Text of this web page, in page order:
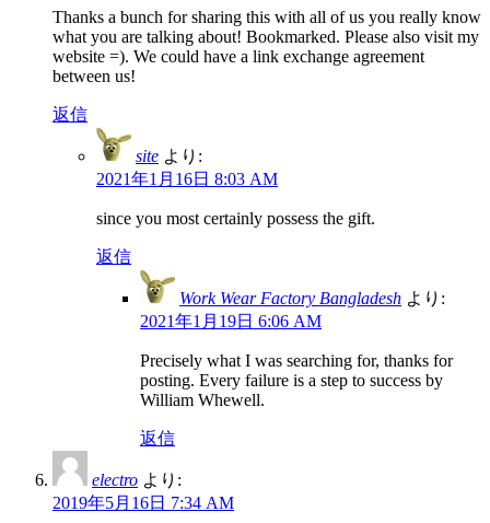
Thanks a bunch for sharing this with all of us you really know
what you are talking about! Bookmarked. Please also visit my
website =). We could have a link exchange agreement
between us!
返信
site より:
2021年1月16日 8:03 AM
since you most certainly possess the gift.
返信
Work Wear Factory Bangladesh より:
2021年1月19日 6:06 AM
Precisely what I was searching for, thanks for
posting. Every failure is a step to success by
William Whewell.
返信
electro より:
2019年5月16日 7:34 AM